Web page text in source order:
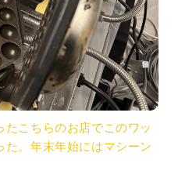
こちらのお店でこのワッ
た。年末年始にはマシーン